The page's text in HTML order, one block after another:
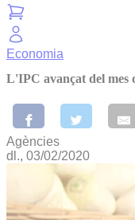
Economia
L'IPC avançat del mes
Agències
dl., 03/02/2020